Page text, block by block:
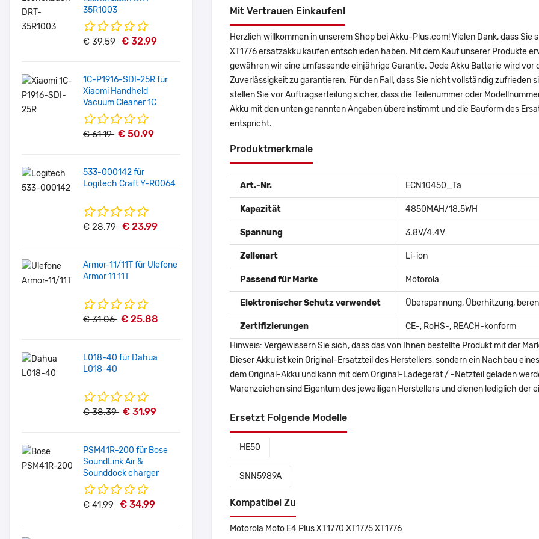
35R1003
€ 39.59 € 32.99
1C-P1916-SDI-25R für
Xiaomi Handheld
Vacuum Cleaner 1C
€ 61.19 € 50.99
533-000142 für
Logitech Craft Y-R0064
€ 28.79 € 23.99
Armor-11/11T für Ulefone
Armor 11 11T
€ 31.06 € 25.88
L018-40 für Dahua
L018-40
€ 38.39 € 31.99
PSM41R-200 für Bose
SoundLink Air &
Sounddock charger
€ 41.99 € 34.99
Mit Vertrauen Einkaufen!
Herzlich willkommen in unserem Shop bei Akku-Plus.com! Vielen Dank, dass
XT1776 ersatzakku kaufen entschieden haben. Mit dem Kauf unserer Produkte
gewähren wir eine umfassende einjährige Garantie. Jede Akku Batterie wird
Zuverlässigkeit zu garantieren. Für den Fall, dass Sie nicht vollständig
stellen Sie vor Auftragserteilung sicher, dass die Teilenummer oder
Akku mit den unten genannten Angaben übereinstimmt und die Bauform des
entspricht.
Produktmerkmale
Art.-Nr. ECN10450_Ta
Kapazität 4850MAH/18.5WH
Spannung 3.8V/4.4V
Zellenart Li-ion
Passend für Marke Motorola
Elektronischer Schutz verwendet Überspannung, Überhitzung,
Zertifizierungen
CE-, RoHS-, REACH-konform
Hinweis: Vergewissern Sie sich, dass das von Ihnen bestellte Produkt mit der
Dieser Akku ist kein Original-Ersatzteil des Herstellers, sondern ein Nachbau
dem Original-Akku und kann mit dem Original-Ladegerät / -Netzteil geladen
Warenzeichen sind Eigentum des jeweiligen Herstellers und dienen lediglich der
Ersetzt Folgende Modelle
HE50
SNN5989A
Kompatibel Zu
Motorola Moto E4 Plus XT1770 XT1775 XT1776